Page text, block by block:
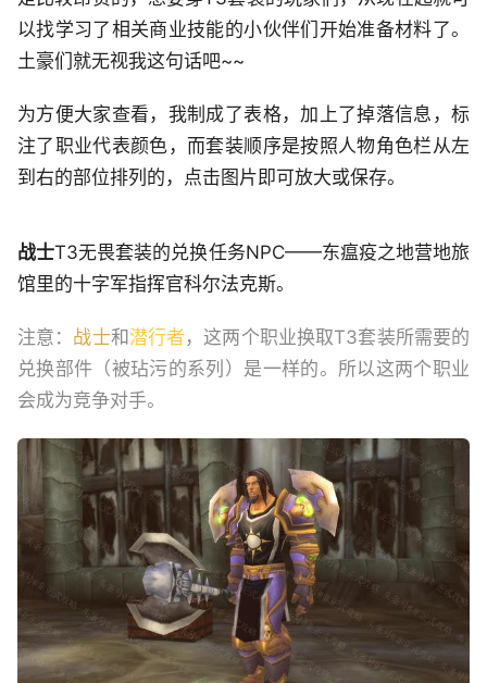
以找学习了相关商业技能的小伙伴们开始准备材料了。
土豪们就无视我这句话吧~~
为方便大家查看，我制成了表格，加上了掉落信息，标
注了职业代表颜色，而套装顺序是按照人物角色栏从左
到右的部位排列的，点击图片即可放大或保存。
战士T3无畏套装的兑换任务NPC——东瘟疫之地营地旅
馆里的十字军指挥官科尔法克斯。
注意： 战士和 潜行者 ，这两个职业换取T3套装所需要的
兑换部件（被玷污的系列）是一样的。所以这两个职业
会成为竞争对手。